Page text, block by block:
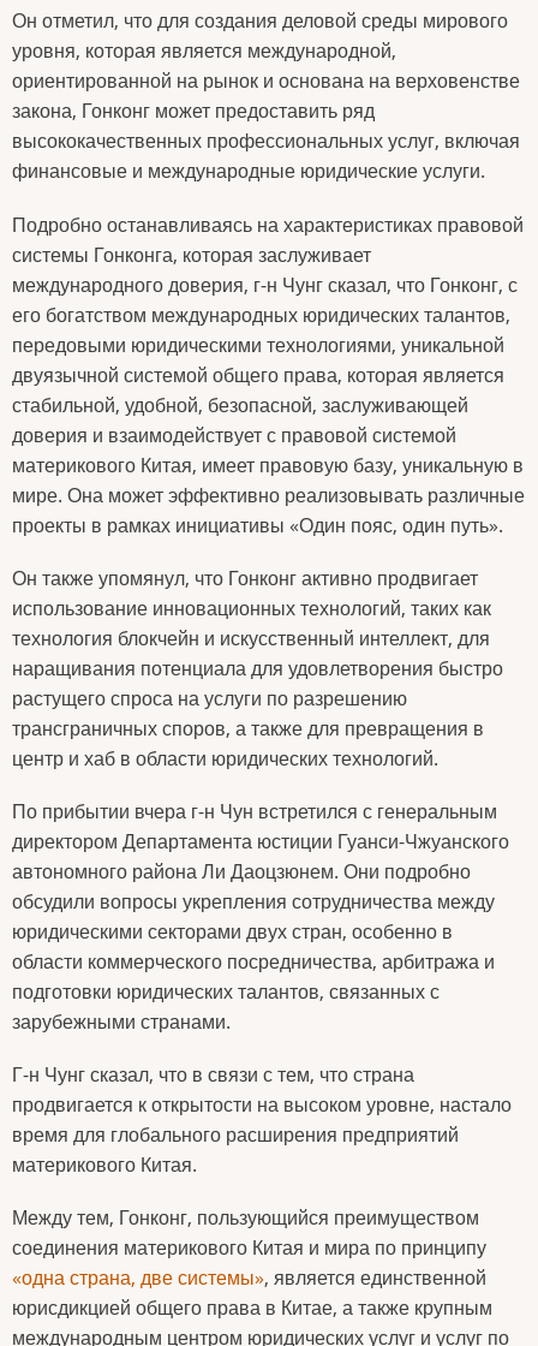
Он отметил, что для создания деловой среды мирового
уровня, которая является международной,
ориентированной на рынок и основана на верховенстве
закона, Гонконг может предоставить ряд
высококачественных профессиональных услуг, включая
финансовые и международные юридические услуги.
Подробно останавливаясь на характеристиках правовой
системы Гонконга, которая заслуживает
международного доверия, г-н Чунг сказал, что Гонконг, с
его богатством международных юридических талантов,
передовыми юридическими технологиями, уникальной
двуязычной системой общего права, которая является
стабильной, удобной, безопасной, заслуживающей
доверия и взаимодействует с правовой системой
материкового Китая, имеет правовую базу, уникальную в
мире. Она может эффективно реализовывать различные
проекты в рамках инициативы «Один пояс, один путь».
Он также упомянул, что Гонконг активно продвигает
использование инновационных технологий, таких как
технология блокчейн и искусственный интеллект, для
наращивания потенциала для удовлетворения быстро
растущего спроса на услуги по разрешению
трансграничных споров, а также для превращения в
центр и хаб в области юридических технологий.
По прибытии вчера г-н Чун встретился с генеральным
директором Департамента юстиции Гуанси-Чжуанского
автономного района Ли Даоцзюнем. Они подробно
обсудили вопросы укрепления сотрудничества между
юридическими секторами двух стран, особенно в
области коммерческого посредничества, арбитража и
подготовки юридических талантов, связанных с
зарубежными странами.
Г-н Чунг сказал, что в связи с тем, что страна
продвигается к открытости на высоком уровне, настало
время для глобального расширения предприятий
материкового Китая.
Между тем, Гонконг, пользующийся преимуществом
соединения материкового Китая и мира по принципу
«одна страна, две системы», является единственной
юрисдикцией общего права в Китае, а также крупным
международным центром юридических услуг и услуг по